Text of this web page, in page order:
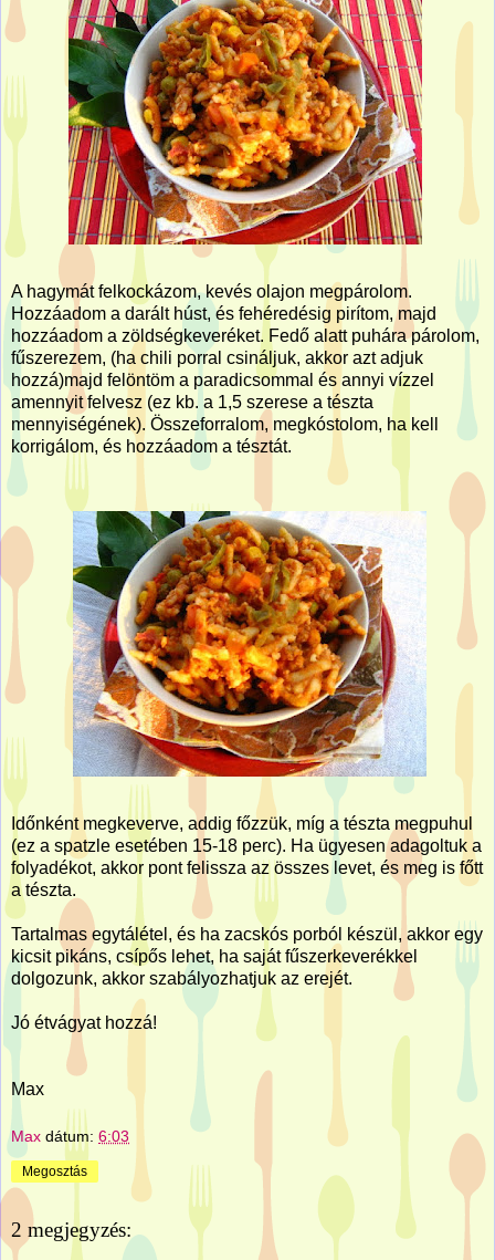
A hagymát felkockázom, kevés olajon megpárolom.
Hozzáadom a darált húst, és fehéredésig pirítom, majd
hozzáadom a zöldségkeveréket. Fedő alatt puhára párolom,
fűszerezem, (ha chili porral csináljuk, akkor azt adjuk
hozzá)majd felöntöm a paradicsommal és annyi vízzel
amennyit felvesz (ez kb. a 1,5 szerese a tészta
mennyiségének). Összeforralom, megkóstolom, ha kell
korrigálom, és hozzáadom a tésztát.
Időnként megkeverve, addig főzzük, míg a tészta megpuhul
(ez a spatzle esetében 15-18 perc). Ha ügyesen adagoltuk a
folyadékot, akkor pont felissza az összes levet, és meg is főtt
a tészta.
Tartalmas egytálétel, és ha zacskós porból készül, akkor egy
kicsit pikáns, csípős lehet, ha saját fűszerkeverékkel
dolgozunk, akkor szabályozhatjuk az erejét.
Jó étvágyat hozzá!
Max
Max dátum: 6:03
Megosztás
2 megjegyzés: